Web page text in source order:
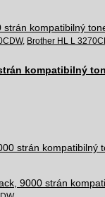
, Brother HL L
kompatibilný